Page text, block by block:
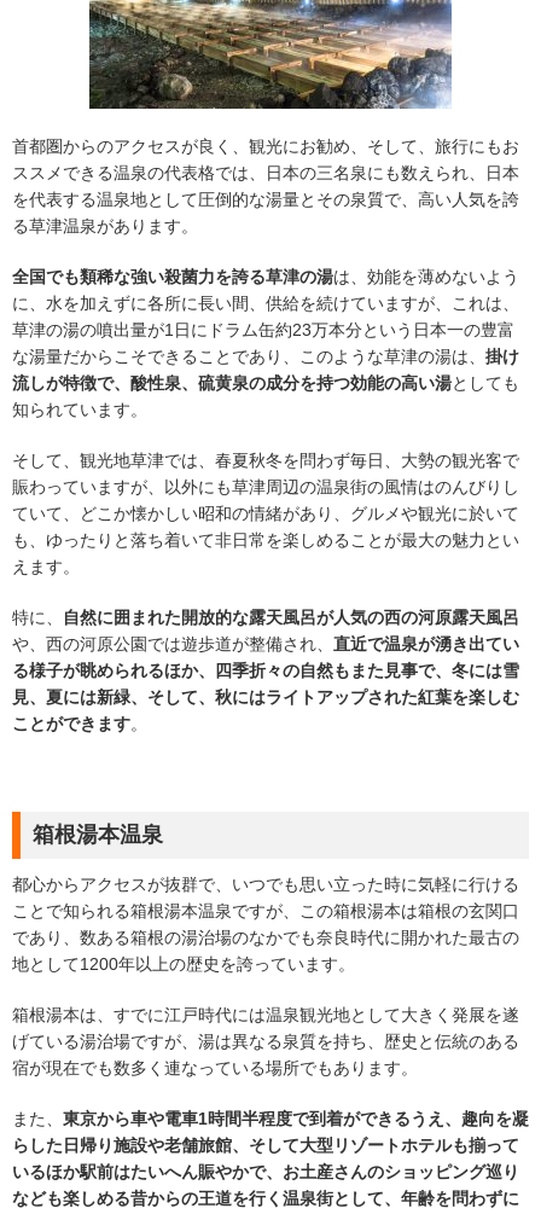
首都圏からのアクセスが良く、観光にお勧め、そして、旅行にもお
ススメできる温泉の代表格では、日本の三名泉にも数えられ、日本
を代表する温泉地として圧倒的な湯量とその泉質で、高い人気を誇
る草津温泉があります。
全国でも類稀な強い殺菌力を誇る草津の湯は、効能を薄めないよう
に、水を加えずに各所に長い間、供給を続けていますが、これは、
草津の湯の噴出量が1日にドラム缶約23万本分という日本一の豊富
な湯量だからこそできることであり、このような草津の湯は、 掛け
流しが特徴で、酸性泉、硫黄泉の成分を持つ効能の高い湯としても
知られています。
そして、観光地草津では、春夏秋冬を問わず毎日、大勢の観光客で
賑わっていますが、以外にも草津周辺の温泉街の風情はのんびりし
ていて、どこか懐かしい昭和の情緒があり、グルメや観光に於いて
も、ゆったりと落ち着いて非日常を楽しめることが最大の魅力とい
えます。
特に、
自然に囲まれた開放的な露天風呂が人気の西の河原露天風呂
や、西の河原公園では遊歩道が整備され、 直近で温泉が湧き出てい
る様子が眺められるほか、四季折々の自然もまた見事で、冬には雪
見、夏には新緑、そして、秋にはライトアップされた紅葉を楽しむ
ことができます。
箱根湯本温泉
都心からアクセスが抜群で、いつでも思い立った時に気軽に行ける
ことで知られる箱根湯本温泉ですが、この箱根湯本は箱根の玄関口
であり、数ある箱根の湯治場のなかでも奈良時代に開かれた最古の
地として1200年以上の歴史を誇っています。
箱根湯本は、すでに江戸時代には温泉観光地として大きく発展を遂
げている湯治場ですが、湯は異なる泉質を持ち、歴史と伝統のある
宿が現在でも数多く連なっている場所でもあります。
また、 東京から車や電車1時間半程度で到着ができるうえ、趣向を凝
らした日帰り施設や老舗旅館、そして大型リゾートホテルも揃って
いるほか駅前はたいへん賑やかで、お土産さんのショッピング巡り
なども楽しめる昔からの王道を行く温泉街として、年齢を問わずに